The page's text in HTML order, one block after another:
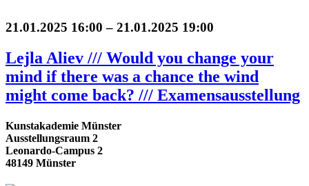
21.01.2025 16:00 – 21.01.2025 19:00
Lejla Aliev /// Would you change your
mind if there was a chance the wind
might come back? /// Examensausstellung
Kunstakademie Münster
Ausstellungsraum 2
Leonardo-Campus 2
48149 Münster